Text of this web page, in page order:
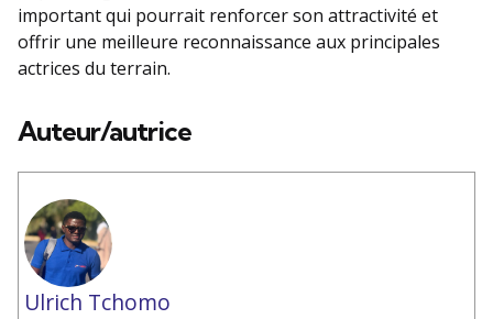
important qui pourrait renforcer son attractivité et
offrir une meilleure reconnaissance aux principales
actrices du terrain.
Auteur/autrice
Ulrich Tchomo